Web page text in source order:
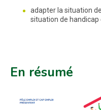
adapter la situation
situation de handicap
En résumé